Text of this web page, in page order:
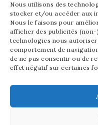
Nous utilisons des
stocker et/ou accéder aux
Nous le faisons pour
afficher des publicités
technologies nous
comportement de
de ne pas consentir ou de
effet négatif sur certaines
Tinger
Fondatrice de
passion pour les
Entre la gestion de
bonheur dans
bout de chou de 5 ans,
l'art sous toutes ses